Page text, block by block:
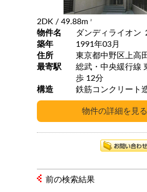
2DK / 49.88m 2
物件名
ダンディライオン
築年
1991年03月
住所
東京都中野区上高
最寄駅
総武・中央緩行線 東中
歩 12分
構造
鉄筋コンクリート
前の検索結果